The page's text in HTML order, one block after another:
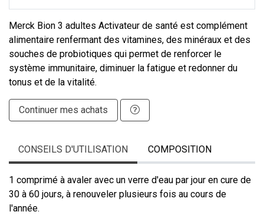
Merck Bion 3 adultes Activateur de santé est complément
alimentaire renfermant des vitamines, des minéraux et des
souches de probiotiques qui permet de renforcer le
système immunitaire, diminuer la fatigue et redonner du
tonus et de la vitalité.
Continuer mes achats
CONSEILS D'UTILISATION COMPOSITION
1 comprimé à avaler avec un verre d'eau par jour en cure de
30 à 60 jours, à renouveler plusieurs fois au cours de
l'année.